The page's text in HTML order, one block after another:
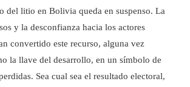
del litio en Bolivia queda en suspenso. La
y la desconfianza hacia los actores
convertido este recurso, alguna vez
la llave del desarrollo, en un símbolo de
Sea cual sea el resultado electoral,